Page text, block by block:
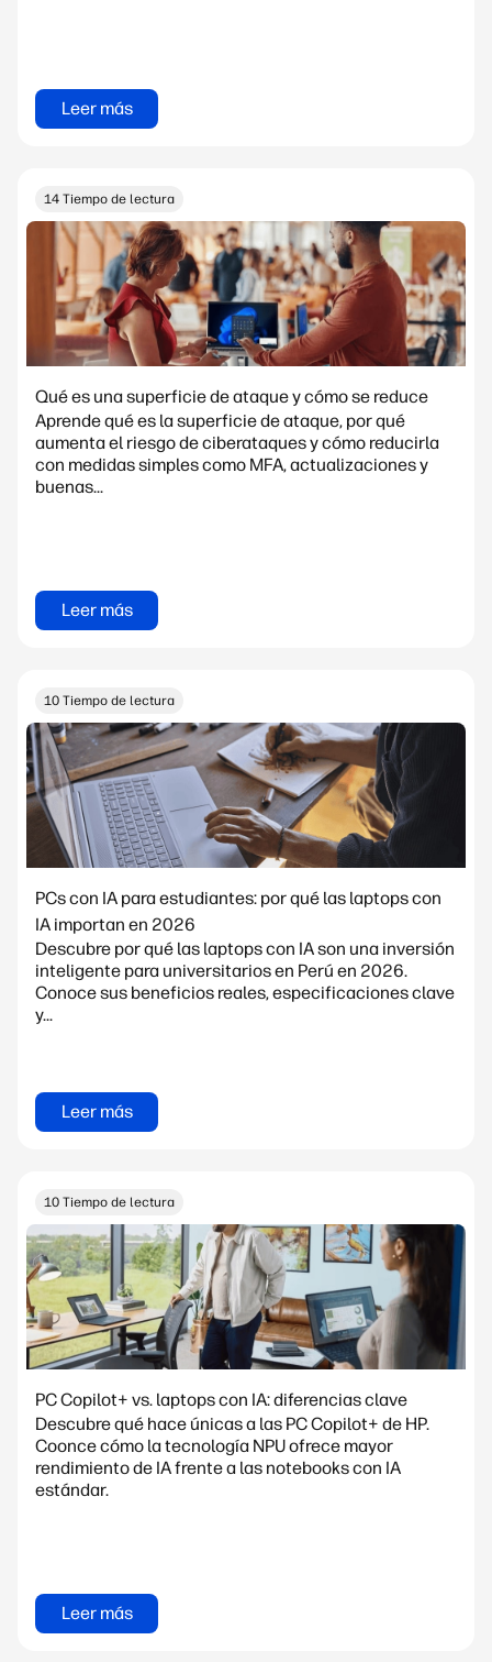
Leer más
14 Tiempo de lectura
Qué es una superficie de ataque y cómo se reduce
Aprende qué es la superficie de ataque, por qué
aumenta el riesgo de ciberataques y cómo reducirla
con medidas simples como MFA, actualizaciones y
buenas...
Leer más
10 Tiempo de lectura
PCs con IA para estudiantes: por qué las laptops con
IA importan en 2026
Descubre por qué las laptops con IA son una inversión
inteligente para universitarios en Perú en 2026.
Conoce sus beneficios reales, especificaciones clave
y...
Leer más
10 Tiempo de lectura
PC Copilot+ vs. laptops con IA: diferencias clave
Descubre qué hace únicas a las PC Copilot+ de HP.
Coonce cómo la tecnología NPU ofrece mayor
rendimiento de IA frente a las notebooks con IA
estándar.
Leer más